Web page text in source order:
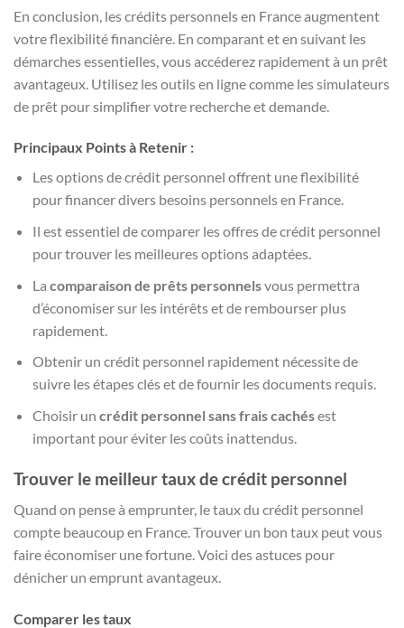
En conclusion, les crédits personnels en France augmentent
votre flexibilité financière. En comparant et en suivant les
démarches essentielles, vous accéderez rapidement à un prêt
avantageux. Utilisez les outils en ligne comme les simulateurs
de prêt pour simplifier votre recherche et demande.
Principaux Points à Retenir :
Les options de crédit personnel offrent une flexibilité
pour financer divers besoins personnels en France.
Il est essentiel de comparer les offres de crédit personnel
pour trouver les meilleures options adaptées.
La comparaison de prêts personnelsvous permettra
d’économiser sur les intérêts et de rembourser plus
rapidement.
Obtenir un crédit personnel rapidement nécessite de
suivre les étapes clés et de fournir les documents requis.
Choisir un crédit personnel sans frais cachésest
important pour éviter les coûts inattendus.
Trouver le meilleur taux de crédit personnel
Quand on pense à emprunter, le taux du crédit personnel
compte beaucoup en France. Trouver un bon taux peut vous
faire économiser une fortune. Voici des astuces pour
dénicher un emprunt avantageux.
Comparer les taux